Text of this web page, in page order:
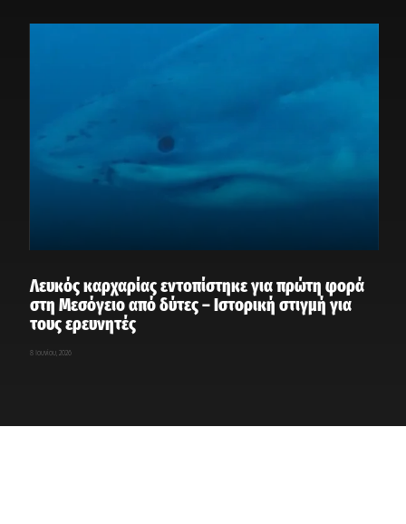
Λευκός καρχαρίας εντοπίστηκε για πρώτη φορά
στη Μεσόγειο από δύτες – Ιστορική στιγμή για
τους ερευνητές
8 Ιουνίου, 2026